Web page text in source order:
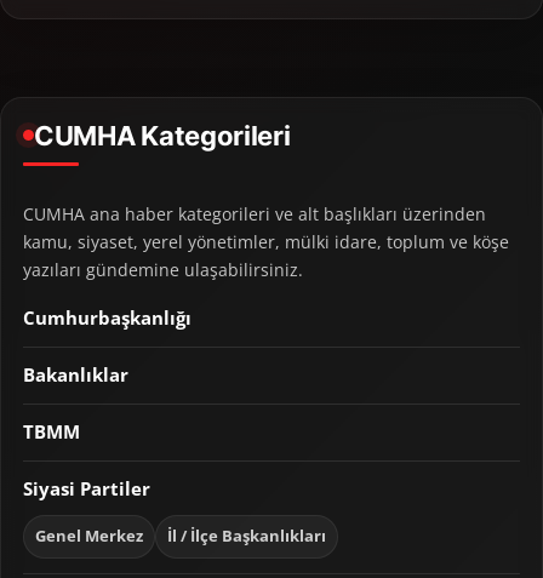
CUMHA Kategorileri
CUMHA ana haber kategorileri ve alt başlıkları üzerinden
kamu, siyaset, yerel yönetimler, mülki idare, toplum ve köşe
yazıları gündemine ulaşabilirsiniz.
Cumhurbaşkanlığı
Bakanlıklar
TBMM
Siyasi Partiler
Genel Merkez İl / İlçe Başkanlıkları